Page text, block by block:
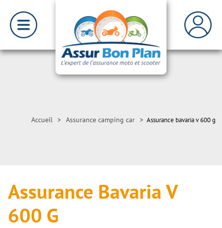
Accueil > Assurance camping car > Assurance bavaria v 600 g
Assurance Bavaria V
600 G